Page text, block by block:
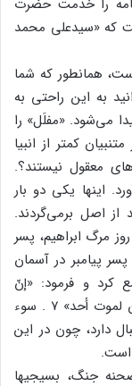
که‌ «سیدعلی‌ محمد
همانطور که‌ شما
به‌ این‌ راحتی‌ به‌
می‌شود. «مفلَل‌» را
کمتر از انبیا
معقول‌ نیستند؟.
اینها یکی‌ دو بار
اصل‌ برمی‌گردند.
مرگ‌ ابراهیم‌، پسر
پیامبر در آسمان‌
کرد و فرمود: «إنّ
الشمس‌ و القمر آیتان‌ من‌ آیات‌ الله… لاینکسفان‌ لموت‌ أحد» ۷ . سوء
دارد، چون‌ در این‌
است‌.
جنگ‌، بسیجیها